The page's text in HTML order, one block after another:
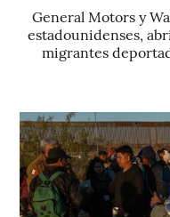
General Motors y
estadounidenses,
migrantes